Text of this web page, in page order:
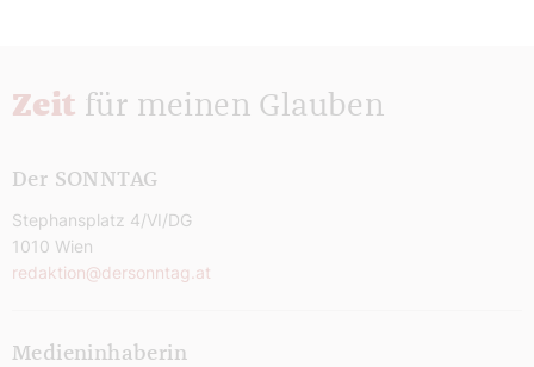
Zeit für meinen Glauben
Der SONNTAG
Stephansplatz 4/VI/DG
1010 Wien
redaktion@dersonntag.at
Medieninhaberin